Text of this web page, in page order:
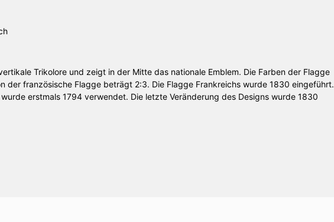
Trikolore und zeigt in der Mitte das nationale Emblem. Die Farben der Flagge
der französische Flagge beträgt 2:3. Die Flagge Frankreichs wurde 1830 eingeführt.
erstmals 1794 verwendet. Die letzte Veränderung des Designs wurde 1830